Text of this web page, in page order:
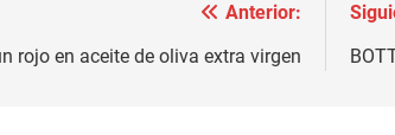
Anterior:
rojo en aceite de oliva extra virgen